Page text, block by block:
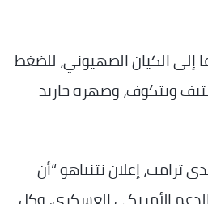
إلى الكيان الصهيوني، للضغط
ويتكوف، وصهره جاريد
ترامب، إعلان نتنياهو “أن